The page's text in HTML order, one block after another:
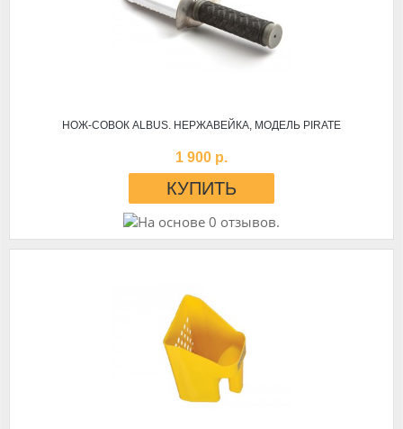
НОЖ-СОВОК ALBUS. НЕРЖАВЕЙКА, МОДЕЛЬ PIRATE
1 900 р.